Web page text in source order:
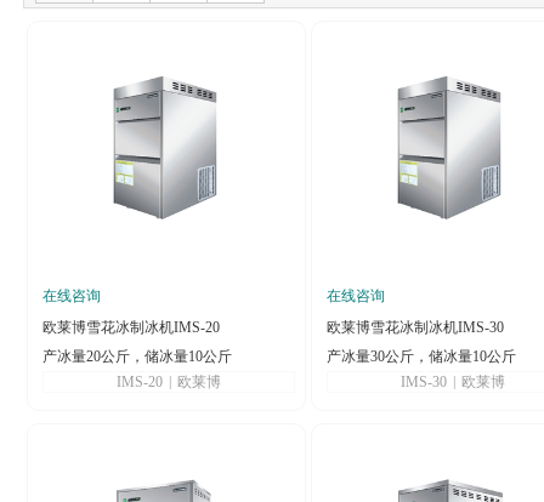
在线咨询
欧莱博雪花冰制冰机IMS-20
产冰量20公斤，储冰量10公斤
IMS-20
欧莱博
在线咨询
欧莱博雪花冰制冰机IMS-30
产冰量30公斤，储冰量10公斤
IMS-30
欧莱博